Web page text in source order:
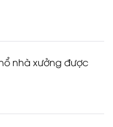
nhà xưởng được